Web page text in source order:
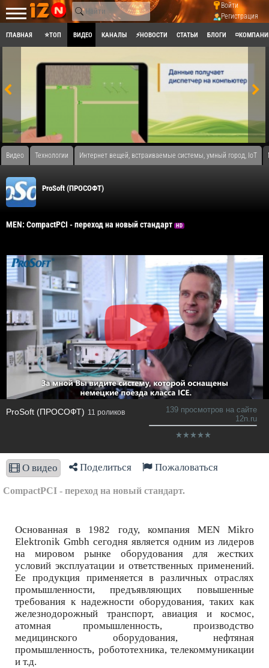
Войти
Регистрация
ГЛАВНАЯ ⭐ТОП ВИДЕО КАНАЛЫ ⚡НОВОСТИ СТАТЬИ БЛОГИ
Видео Технологии Интернет вещей, встраиваемые системы, умный город, IoT
ProSoft (ПРОСОФТ)
MEN: CompactPCI - переход на новый стандарт HD
ProSoft (ПРОСОФТ) 11 роликов
139 просмотров на сайте
12n.ru
О видео Поделиться Пожаловаться
CompactPCI - переход на новый стандарт.
Основанная в 1982 году, компания MEN Mikro
Elektronik Gmbh сегодня является одним из лидеров
на мировом рынке оборудования для жестких
условий эксплуатации и ответственных применений.
Ее продукция применяется в различных отраслях
промышленности, предъявляющих повышенные
требования к надежности оборудования, таких как
железнодорожный транспорт, авиация и космос,
атомная промышленность, производство
медицинского оборудования, нефтяная
промышленность, робототехника, телекоммуникации
и т.д.